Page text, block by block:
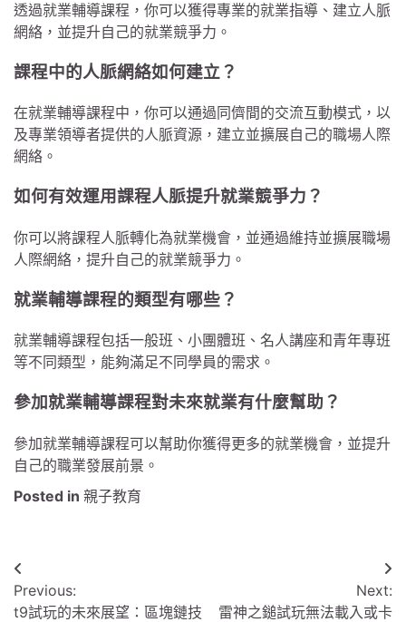
透過就業輔導課程，你可以獲得專業的就業指導、建立人脈
網絡，並提升自己的就業競爭力。
課程中的人脈網絡如何建立？
在就業輔導課程中，你可以通過同儕間的交流互動模式，以
及專業領導者提供的人脈資源，建立並擴展自己的職場人際
網絡。
如何有效運用課程人脈提升就業競爭力？
你可以將課程人脈轉化為就業機會，並通過維持並擴展職場
人際網絡，提升自己的就業競爭力。
就業輔導課程的類型有哪些？
就業輔導課程包括一般班、小團體班、名人講座和青年專班
等不同類型，能夠滿足不同學員的需求。
參加就業輔導課程對未來就業有什麼幫助？
參加就業輔導課程可以幫助你獲得更多的就業機會，並提升
自己的職業發展前景。
Posted in 親子教育
文
章
Previous:
t9試玩的未來展望：區塊鏈技
Next:
雷神之鎚試玩無法載入或卡